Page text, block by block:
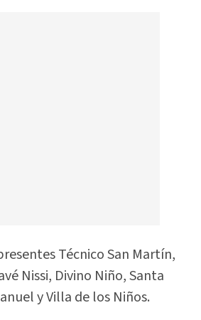
Técnico San Martín,
Nissi, Divino Niño, Santa
y Villa de los Niños.